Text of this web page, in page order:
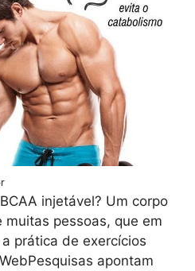
injetável? Um corpo
pessoas, que em
prática de exercícios
apontam